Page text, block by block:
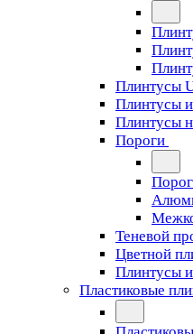
Плинтусы
Плинтусы
Плинтусы
Пороги
Теневой
Цветной
Плинтусы
Пластиковые